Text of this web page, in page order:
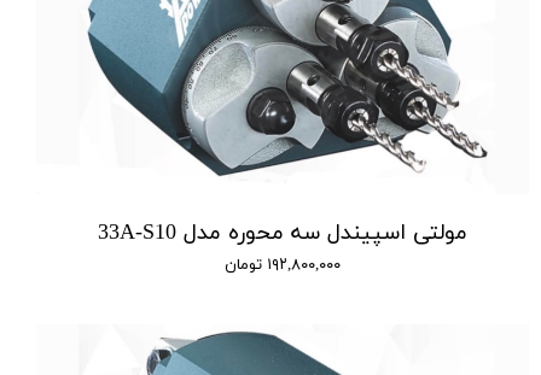
مولتی اسپیندل سه محوره مدل 33A-S10
۱۹۲,۸۰۰,۰۰۰ تومان